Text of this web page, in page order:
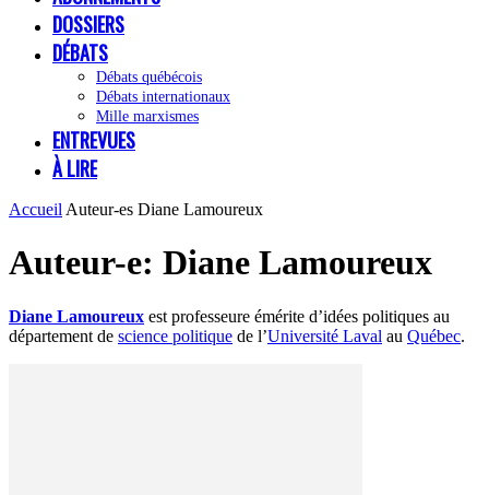
DOSSIERS
DÉBATS
Débats québécois
Débats internationaux
Mille marxismes
ENTREVUES
À LIRE
Accueil Auteur-es Diane Lamoureux
Auteur-e: Diane Lamoureux
Diane Lamoureux est professeure émérite d’idées politiques au
département de science politique de l’Université Laval au Québec.